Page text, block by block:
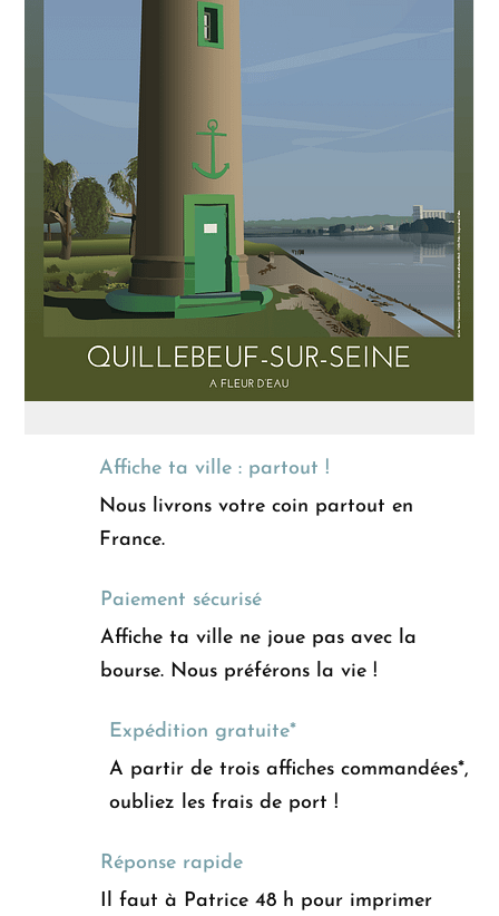
Affiche ta ville : partout !
Nous livrons votre coin partout en
France.
Paiement sécurisé
Affiche ta ville ne joue pas avec la
bourse. Nous préférons la vie !
Expédition gratuite*
A partir de trois affiches commandées*,
oubliez les frais de port !
Réponse rapide
Il faut à Patrice 48 h pour imprimer